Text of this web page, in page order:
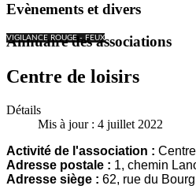
Evènements et divers
VIGILANCE ROUGE - FEUX
Annuaire des associations
Centre de loisirs
Détails
Mis à jour : 4 juillet 2022
Activité de l'association :
Adresse postale : 1, chemin
Adresse siège : 62, rue du